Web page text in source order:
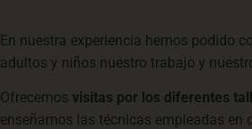
En nuestra experiencia hemos podido
adultos y niños nuestro trabajo y
Ofrecemos visitas por los diferentes
enseñamos las técnicas empleadas en